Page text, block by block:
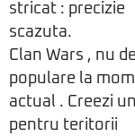
stricat : precizie
scazuta.
Clan Wars , nu
populare la
actual . Creezi
pentru teritorii